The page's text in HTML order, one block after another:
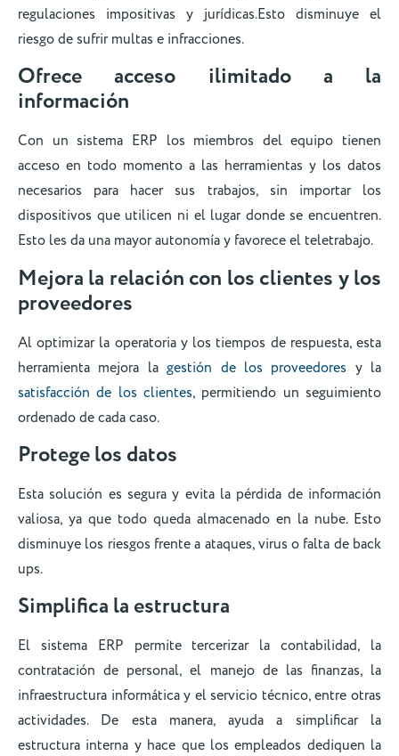
regulaciones impositivas y jurídicas.Esto disminuye el
riesgo de sufrir multas e infracciones.
Ofrece acceso ilimitado a la
información
Con un sistema ERP los miembros del equipo tienen
acceso en todo momento a las herramientas y los datos
necesarios para hacer sus trabajos, sin importar los
dispositivos que utilicen ni el lugar donde se encuentren.
Esto les da una mayor autonomía y favorece el teletrabajo.
Mejora la relación con los clientes y los
proveedores
Al optimizar la operatoria y los tiempos de respuesta, esta
herramienta mejora lagestión de los proveedores y la
satisfacción de los clientes, permitiendo un seguimiento
ordenado de cada caso.
Protege los datos
Esta solución es segura y evita la pérdida de información
valiosa, ya que todo queda almacenado en la nube. Esto
disminuye los riesgos frente a ataques, virus o falta de back
ups.
Simplifica la estructura
El sistema ERP permite tercerizar la contabilidad, la
contratación de personal, el manejo de las finanzas, la
infraestructura informática y el servicio técnico, entre otras
actividades. De esta manera, ayuda a simplificar la
estructura interna y hace que los empleados dediquen la